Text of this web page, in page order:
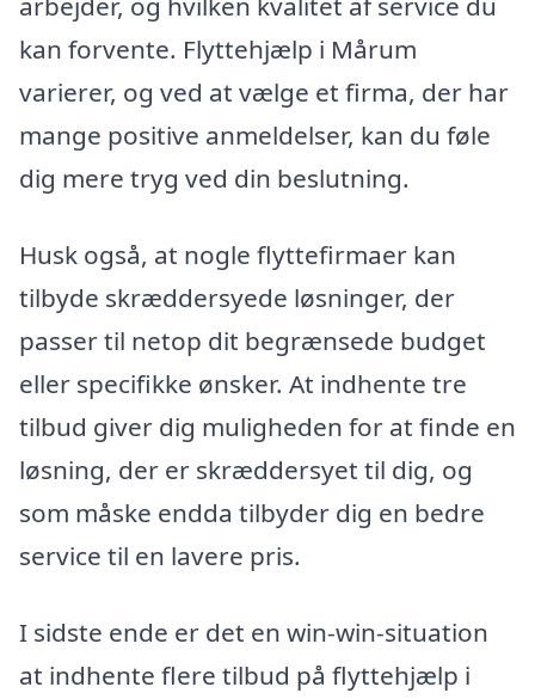
kan forvente. Flyttehjælp i Mårum
varierer, og ved at vælge et firma, der har
mange positive anmeldelser, kan du føle
dig mere tryg ved din beslutning.
Husk også, at nogle flyttefirmaer kan
tilbyde skræddersyede løsninger, der
passer til netop dit begrænsede budget
eller specifikke ønsker. At indhente tre
tilbud giver dig muligheden for at finde en
løsning, der er skræddersyet til dig, og
som måske endda tilbyder dig en bedre
service til en lavere pris.
I sidste ende er det en win-win-situation
at indhente flere tilbud på flyttehjælp i